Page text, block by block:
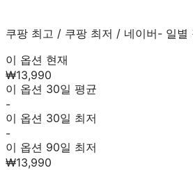
쿠팡 최고 / 쿠팡 최저 / 네이버- 일별
이 옵션 현재
₩13,990
이 옵션 30일 평균
-
이 옵션 30일 최저
-
이 옵션 90일 최저
₩13,990